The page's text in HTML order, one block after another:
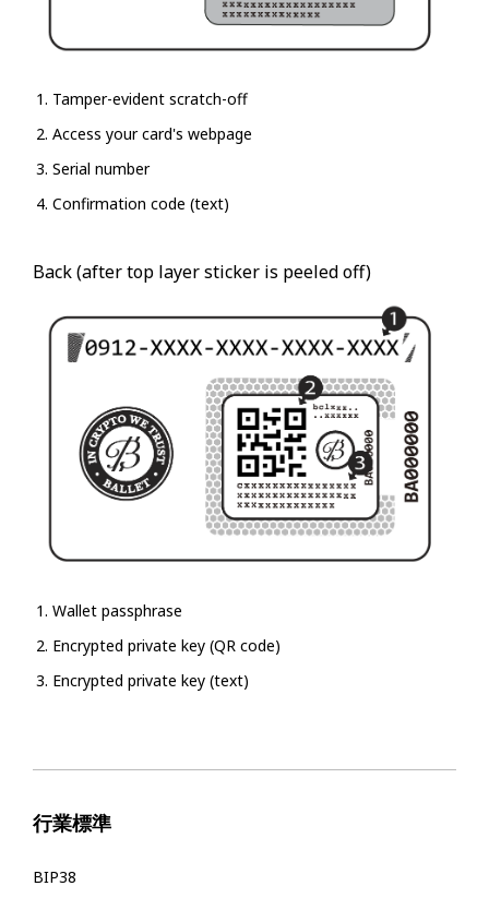
Tamper-evident scratch-off
Access your card's webpage
Serial number
Confirmation code (text)
Back (after top layer sticker is peeled off)
Wallet passphrase
Encrypted private key (QR code)
Encrypted private key (text)
行業標準
BIP38